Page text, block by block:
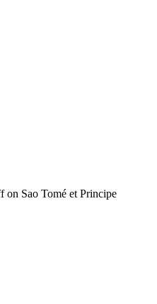
on Sao Tomé et Principe